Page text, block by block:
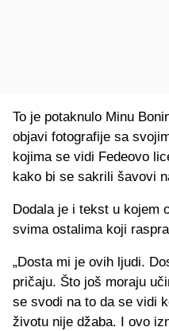
To je potaknulo Minu
objavi fotografije sa
kojima se vidi Fedeovo
kako bi se sakrili šavovi
Dodala je i tekst u kojem
svima ostalima koji
„Dosta mi je ovih ljudi.
pričaju. Što još moraju
se svodi na to da se vidi
životu nije džaba. I ovo